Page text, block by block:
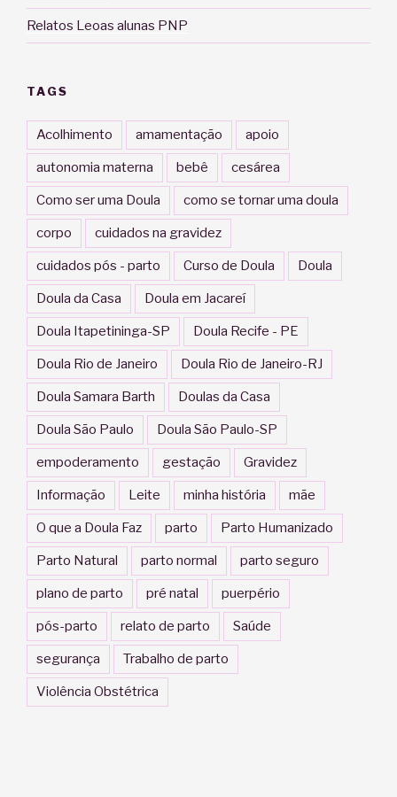
Relatos Leoas alunas PNP
TAGS
Acolhimento amamentação apoio
autonomia materna bebê cesárea
Como ser uma Doula como se tornar uma doula
corpo cuidados na gravidez
cuidados pós - parto Curso de Doula Doula
Doula da Casa Doula em Jacareí
Doula Itapetininga-SP Doula Recife - PE
Doula Rio de Janeiro Doula Rio de Janeiro-RJ
Doula Samara Barth Doulas da Casa
Doula São Paulo Doula São Paulo-SP
empoderamento gestação Gravidez
Informação Leite minha história mãe
O que a Doula Faz parto Parto Humanizado
Parto Natural parto normal parto seguro
plano de parto pré natal puerpério
pós-parto relato de parto Saúde
segurança Trabalho de parto
Violência Obstétrica